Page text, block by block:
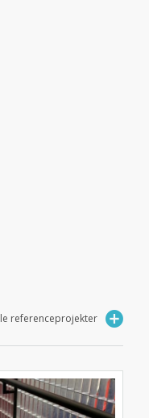
referenceprojekter